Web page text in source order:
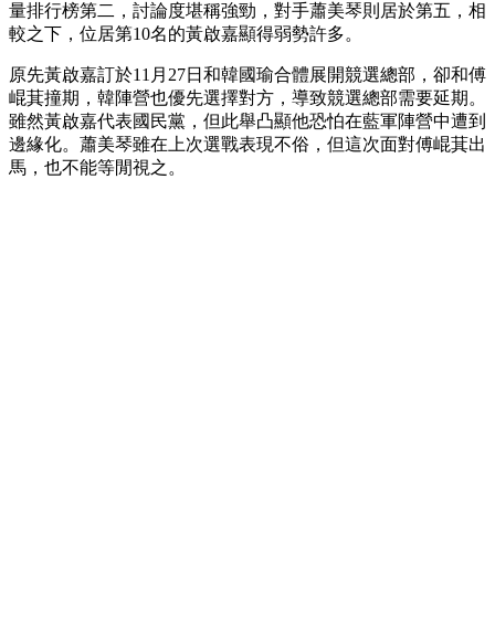
量排行榜第二，討論度堪稱強勁，對手蕭美琴則居於第五，相
較之下，位居第10名的黃啟嘉顯得弱勢許多。
原先黃啟嘉訂於11月27日和韓國瑜合體展開競選總部，卻和傅
崐萁撞期，韓陣營也優先選擇對方，導致競選總部需要延期。
雖然黃啟嘉代表國民黨，但此舉凸顯他恐怕在藍軍陣營中遭到
邊緣化。蕭美琴雖在上次選戰表現不俗，但這次面對傅崐萁出
馬，也不能等閒視之。